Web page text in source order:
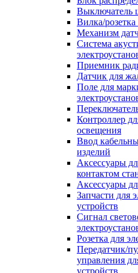
Выключатель
Вилка/розетка
Механизм
Система
Приемник
Датчик для
Поле для
Контроллер
освещения
Ввод
изделий
Аксессуары
контактом
Аксессуары
Запчасти для
устройств
Сигнал
Розетка для
Передатчик/
управления
устройств